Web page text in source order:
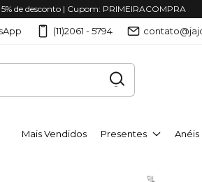
5% de desconto | Cupom: PRIMEIRACOMPRA
(11)2061 - 5794
Mais Vendidos Presentes Anéis